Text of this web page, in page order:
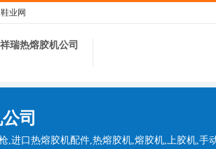
业网
祥瑞热熔胶机公司
司
,进口热熔胶机配件,热熔胶机,熔胶机,上胶机,手